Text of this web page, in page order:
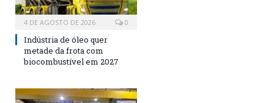
4 DE AGOSTO DE 2026 0
Indústria de óleo quer
metade da frota com
biocombustível em 2027